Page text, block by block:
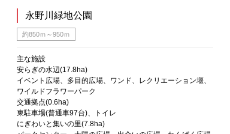
永野川緑地公園
約850ｍ～950ｍ
主な施設
安らぎの水辺(17.8ha)
イベント広場、多目的広場、ワンド、レクリエーション堰、
ワイルドフラワーパーク
交通拠点(0.6ha)
東駐車場(普通車97台)、トイレ
にぎわいと集いの里(7.8ha)